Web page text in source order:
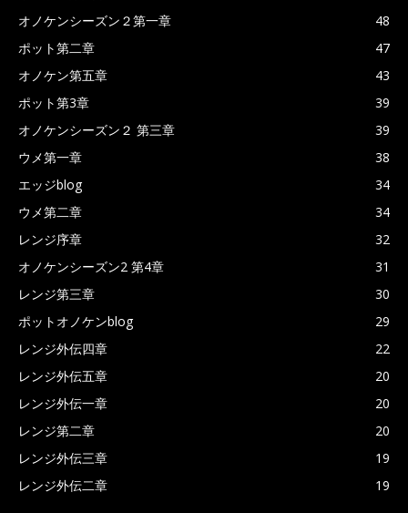
オノケンシーズン２第一章
48
ポット第二章
47
オノケン第五章
43
ポット第3章
39
オノケンシーズン２ 第三章
39
ウメ第一章
38
エッジblog
34
ウメ第二章
34
レンジ序章
32
オノケンシーズン2 第4章
31
レンジ第三章
30
ポットオノケンblog
29
レンジ外伝四章
22
レンジ外伝五章
20
レンジ外伝一章
20
レンジ第二章
20
レンジ外伝三章
19
レンジ外伝二章
19